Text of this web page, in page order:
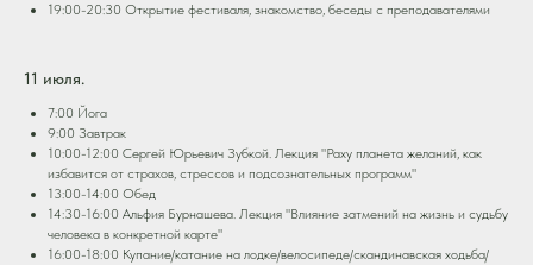
19:00-20:30 Открытие фестиваля, знакомство, беседы с преподавателями
11 июля.
7:00 Йога
9:00 Завтрак
10:00-12:00 Сергей Юрьевич Зубкой. Лекция "Раху планета желаний, как
избавится от страхов, стрессов и подсознательных программ"
13:00-14:00 Обед
14:30-16:00 Альфия Бурнашева. Лекция "Влияние затмений на жизнь и судьбу
человека в конкретной карте"
16:00-18:00 Купание/катание на лодке/велосипеде/скандинавская ходьба/